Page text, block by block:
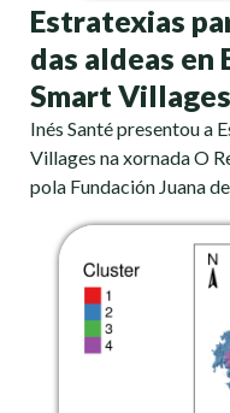
Estratexias
das aldeas en
Smart
Inés Santé presentou a
Villages na xornada O
pola Fundación Juana